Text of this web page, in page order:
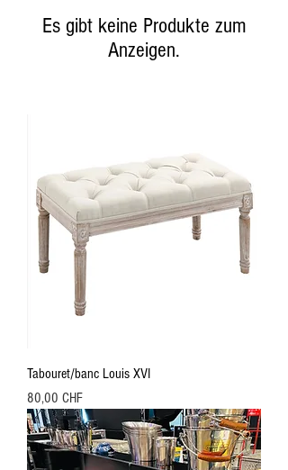
Es gibt keine Produkte zum
Anzeigen.
Tabouret/banc Louis XVI
Preis
80,00 CHF